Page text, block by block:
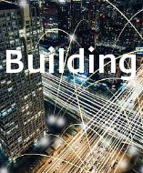
Building